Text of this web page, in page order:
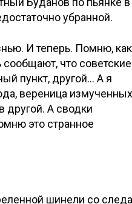
убранной.
И теперь. Помню,
что советские
пункт, другой… А я
вереница измученных
другой. А сводки
это странное
шинели со